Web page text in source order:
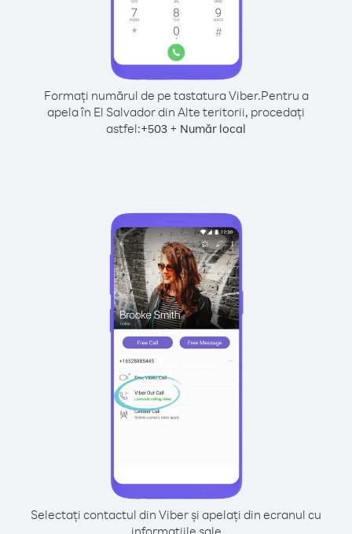
Formați numărul de pe tastatura Viber.Pentru a
apela în El Salvador din Alte teritorii, procedați
astfel:+503 + Număr local
Selectați contactul din Viber și apelați din ecranul cu
informațiile sale